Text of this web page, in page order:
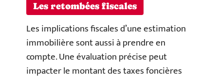
Les retombées fiscales
Les implications fiscales d’une estimation
immobilière sont aussi à prendre en
compte. Une évaluation précise peut
impacter le montant des taxes foncières